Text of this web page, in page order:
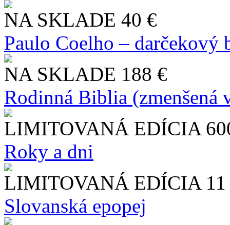
NA SKLADE 40 €
Paulo Coelho – darčekový
NA SKLADE 188 €
Rodinná Biblia (zmenšená
LIMITOVANÁ EDÍCIA
Roky a dni
LIMITOVANÁ EDÍCIA
Slo​vanská epopej